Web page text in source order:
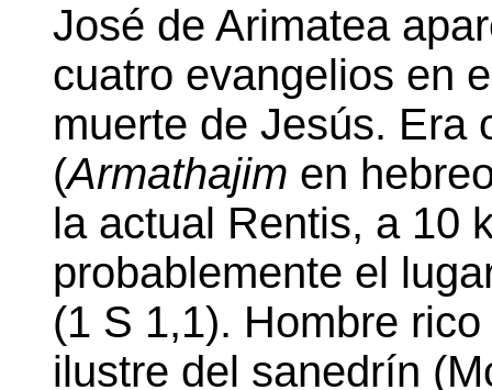
José de Arimatea
cuatro evangelios en
muerte de Jesús. Era
(Armathajim en
la actual Rentis, a 10
probablemente el
(1 S 1,1). Hombre
ilustre del sanedrín